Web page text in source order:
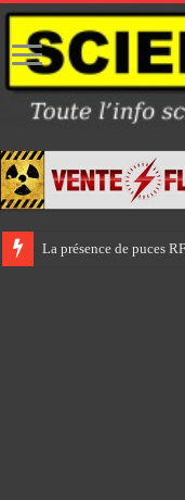
La présence de puces